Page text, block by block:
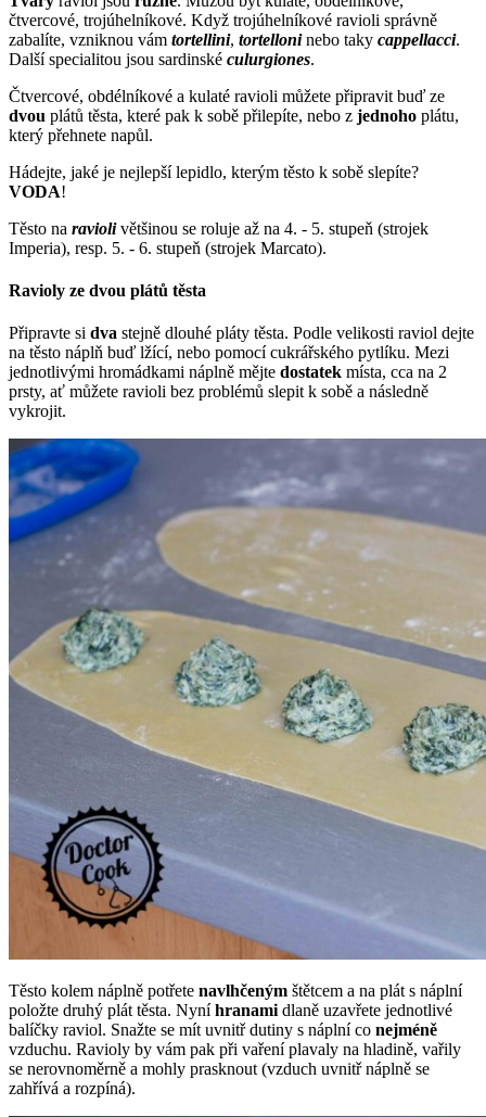
čtvercové, trojúhelníkové. Když trojúhelníkové ravioli správně
zabalíte, vzniknou vám tortellini, tortelloninebo taky cappellacci.
Další specialitou jsou sardinské culurgiones.
Čtvercové, obdélníkové a kulaté ravioli můžete připravit buď ze
dvou plátů těsta, které pak k sobě přilepíte, nebo z jednoho plátu,
který přehnete napůl.
Hádejte, jaké je nejlepší lepidlo, kterým těsto k sobě slepíte?
VODA!
Těsto na raviolivětšinou se roluje až na 4. - 5. stupeň (strojek
Imperia), resp. 5. - 6. stupeň (strojek Marcato).
Ravioly ze dvou plátů těsta
Připravte si dva stejně dlouhé pláty těsta. Podle velikosti raviol dejte
na těsto náplň buď lžící, nebo pomocí cukrářského pytlíku. Mezi
jednotlivými hromádkami náplně mějte dostatek místa, cca na 2
prsty, ať můžete ravioli bez problémů slepit k sobě a následně
vykrojit.
Těsto kolem náplně potřete navlhčeným štětcem a na plát s náplní
položte druhý plát těsta. Nyníhranami dlaně uzavřete jednotlivé
balíčky raviol. Snažte se mít uvnitř dutiny s náplní co nejméně
vzduchu. Ravioly by vám pak při vaření plavaly na hladině, vařily
se nerovnoměrně a mohly prasknout (vzduch uvnitř náplně se
zahřívá a rozpíná).